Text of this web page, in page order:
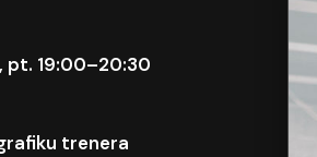
pt. 19:00–20:30
trenera